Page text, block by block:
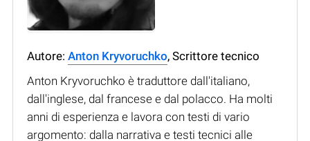
Autore: Anton Kryvoruchko, Scrittore tecnico
Anton Kryvoruchko è traduttore dall'italiano,
dall'inglese, dal francese e dal polacco. Ha molti
anni di esperienza e lavora con testi di vario
argomento: dalla narrativa e testi tecnici alle